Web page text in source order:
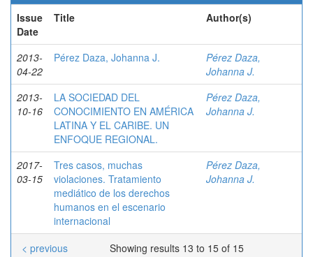
Issue
Date
Title Author(s)
2013-
04-22
Pérez Daza, Johanna J.
Pérez Daza,
Johanna J.
2013-
10-16
LA SOCIEDAD DEL
CONOCIMIENTO EN AMÉRICA
LATINA Y EL CARIBE. UN
ENFOQUE REGIONAL.
Pérez Daza,
Johanna J.
2017-
03-15
Tres casos, muchas
violaciones. Tratamiento
mediático de los derechos
humanos en el escenario
internacional
Pérez Daza,
Johanna J.
Showing results 13 to 15 of 15
< previous